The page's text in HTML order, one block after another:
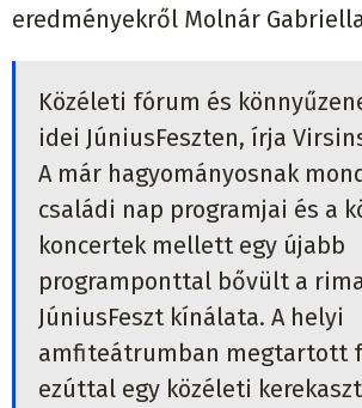
eredményekről Molnár
Közéleti fórum és
idei JúniusFeszten, írja
A már hagyományosnak
családi nap programjai és a
koncertek mellett egy újabb
programponttal bővült a
JúniusFeszt kínálata. A helyi
amfiteátrumban megtartott
ezúttal egy közéleti